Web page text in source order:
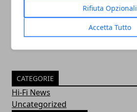
Rifiuta Opzionali
Accetta Tutto
CATEGORIE
Hi-Fi News
Uncategorized